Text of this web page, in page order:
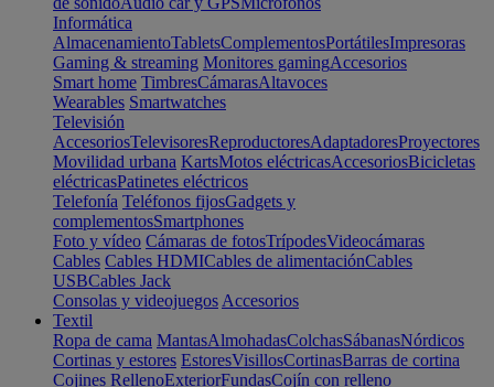
Informática
AlmacenamientoTabletsComplementosPortátilesImpresoras
Gaming & streaming Monitores gamingAccesorios
Smart home TimbresCámarasAltavoces
Wearables Smartwatches
Televisión
AccesoriosTelevisoresReproductoresAdaptadoresProyectores
Movilidad urbana KartsMotos eléctricasAccesoriosBicicletas
eléctricasPatinetes eléctricos
Telefonía Teléfonos fijosGadgets y
complementosSmartphones
Foto y vídeo Cámaras de fotosTrípodesVideocámaras
Cables Cables HDMICables de alimentaciónCables
USBCables Jack
Consolas y videojuegos Accesorios
Textil
Ropa de cama MantasAlmohadasColchasSábanasNórdicos
Cortinas y estores EstoresVisillosCortinasBarras de cortina
Cojines RellenoExteriorFundasCojín con relleno